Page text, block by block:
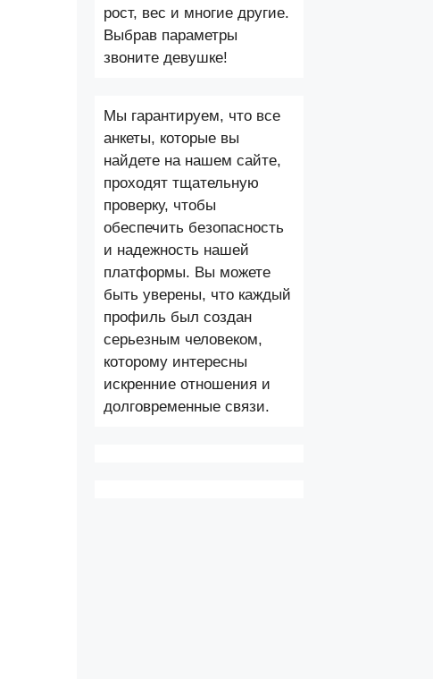
рост, вес и многие другие.
Выбрав параметры
звоните девушке!
Мы гарантируем, что все
анкеты, которые вы
найдете на нашем сайте,
проходят тщательную
проверку, чтобы
обеспечить безопасность
и надежность нашей
платформы. Вы можете
быть уверены, что каждый
профиль был создан
серьезным человеком,
которому интересны
искренние отношения и
долговременные связи.